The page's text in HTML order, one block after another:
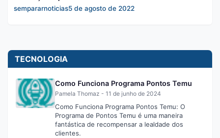
sempararnoticias5 de agosto de 2022
TECNOLOGIA
Como Funciona Programa Pontos Temu
Pamela Thomaz - 11 de junho de 2024
Como Funciona Programa Pontos Temu: O
Programa de Pontos Temu é uma maneira
fantástica de recompensar a lealdade dos
clientes.